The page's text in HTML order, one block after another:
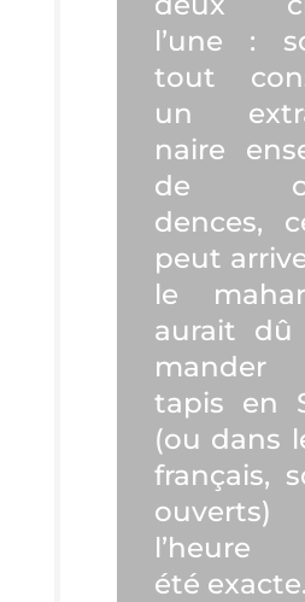
l’une :
tout
un
naire
de
dences,
peut
le
aurait
tapis en
(ou dans
fran­çais,
l’heure
été exacte.